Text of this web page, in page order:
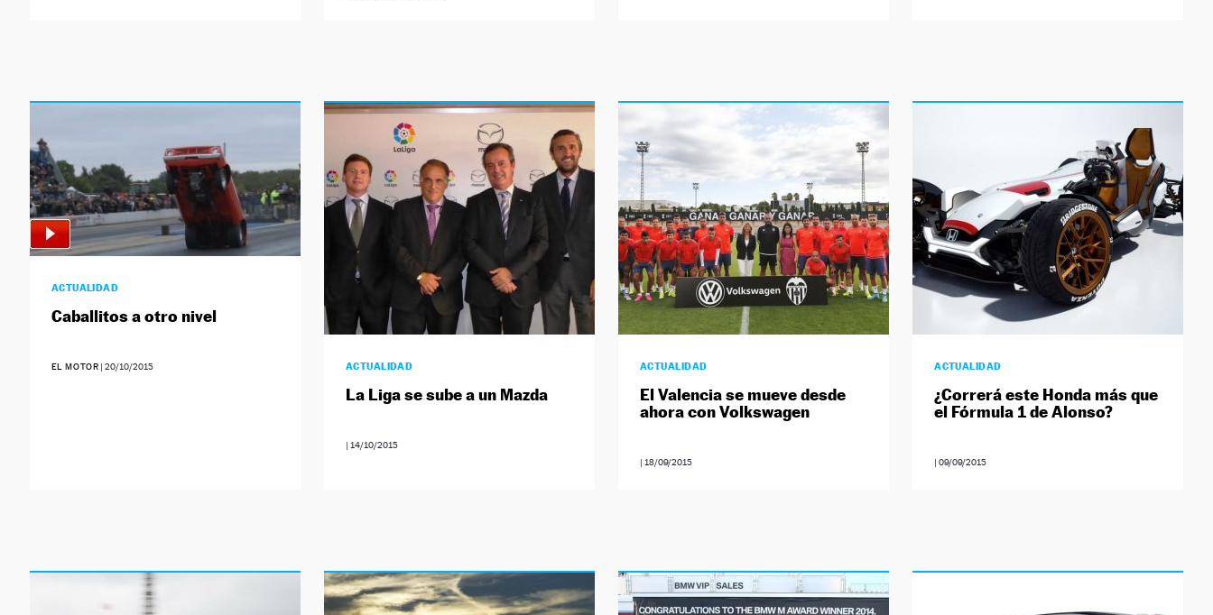
ACTUALIDAD
Caballitos a otro nivel
EL MOTOR |20/10/2015 ACTUALIDAD
La Liga se sube a un Mazda
| 14/10/2015
ACTUALIDAD
El Valencia se mueve desde
ahora con Volkswagen
| 18/09/2015
ACTUALIDAD
¿Correrá este Honda más que
el Fórmula 1 de Alonso?
|09/09/2015